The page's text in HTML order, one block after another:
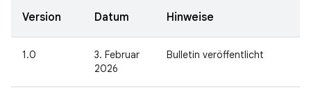
Version Datum Hinweise
1.0
3. Februar
2026
Bulletin veröffentlicht